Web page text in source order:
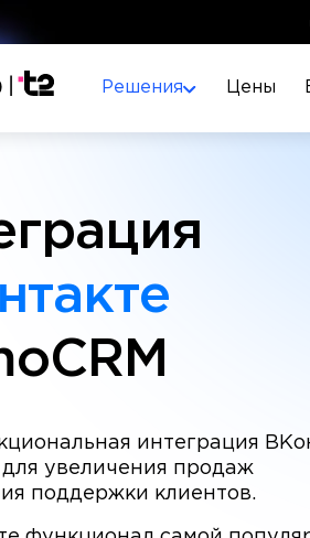
Решения Цены
интеграция
для увеличения продаж
поддержки клиентов.